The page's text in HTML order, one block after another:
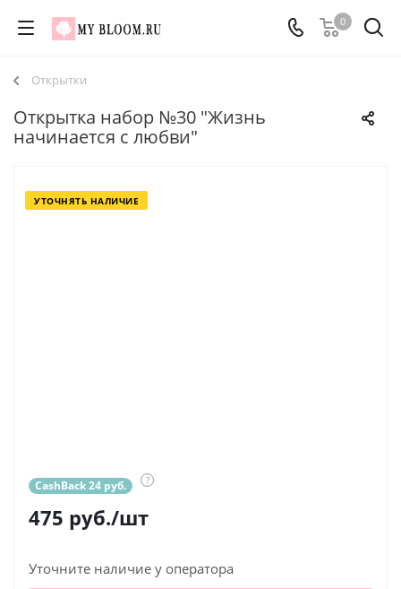
0
Открытки
Открытка набор №30 "Жизнь
начинается с любви"
УТОЧНЯТЬ НАЛИЧИЕ
CashBack 24 руб. ?
475 руб./шт
Уточните наличие у оператора